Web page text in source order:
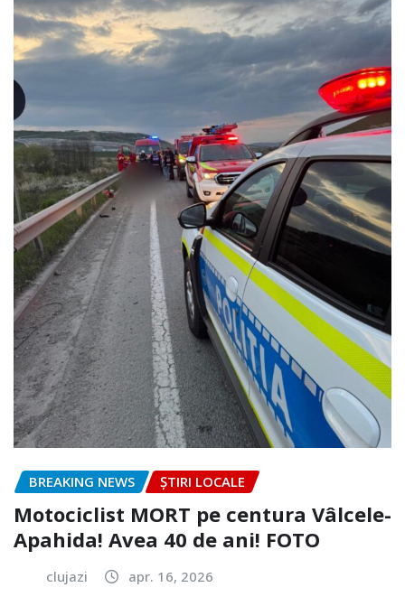
BREAKING NEWS ȘTIRI LOCALE
Motociclist MORT pe centura Vâlcele-
Apahida! Avea 40 de ani! FOTO
clujazi apr. 16, 2026